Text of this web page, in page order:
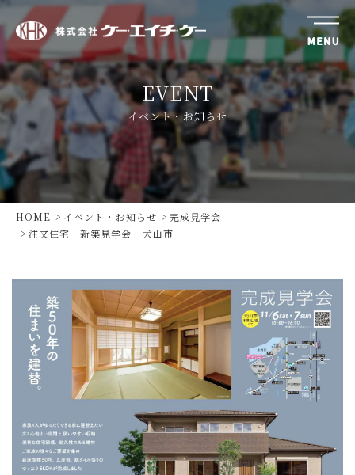
株
式
会
社
ケ
ー・
エ
イ
チ・
ケ
EVENT
イベント・お知らせ
HOME イベント・お知らせ
完成見学会
注文住宅 新築見学会 犬山市